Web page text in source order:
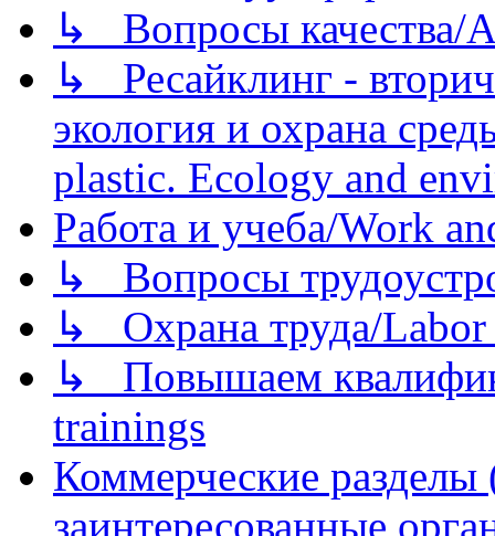
↳ Вопросы качества/
↳ Ресайклинг -
экология и охрана
plastic. Ecology and
Работа и учеба/Work
↳ Вопросы
↳ Охрана труда/Labor
↳ Повышаем
trainings
Коммерческие
заинтересованные